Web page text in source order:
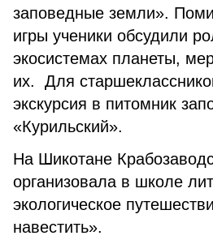
заповедные земли».
игры ученики обсудили
экосистемах планеты,
их. Для
экскурсия в питомник
«Курильский».
На Шикотане
организовала в школе
экологическое
навестить».